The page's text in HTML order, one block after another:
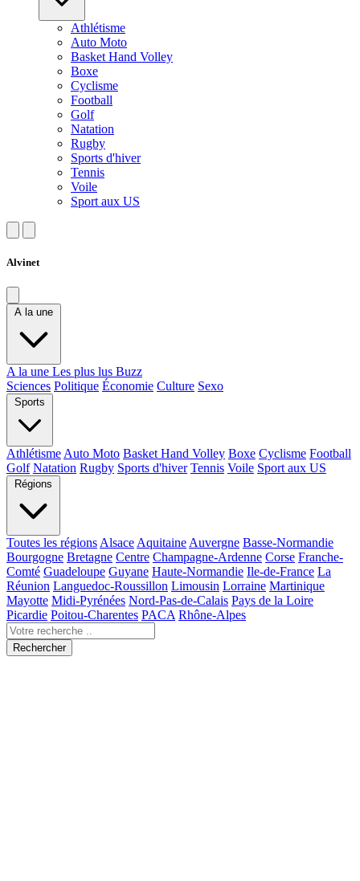
Athlétisme
Auto Moto
Basket Hand Volley
Boxe
Cyclisme
Football
Golf
Natation
Rugby
Sports d'hiver
Tennis
Voile
Sport aux US
Alvinet
A la une
A la une Les plus lus Buzz
Sciences Politique Économie Culture Sexo
Sports
Athlétisme Auto Moto Basket Hand Volley Boxe Cyclisme Football
Golf Natation Rugby Sports d'hiver Tennis Voile Sport aux US
Régions
Toutes les régions Alsace Aquitaine Auvergne Basse-Normandie
Bourgogne Bretagne Centre Champagne-Ardenne Corse Franche-
Comté Guadeloupe Guyane Haute-Normandie Ile-de-France La
Réunion Languedoc-Roussillon Limousin Lorraine Martinique
Mayotte Midi-Pyrénées Nord-Pas-de-Calais Pays de la Loire
Picardie Poitou-Charentes PACA Rhône-Alpes
Rechercher